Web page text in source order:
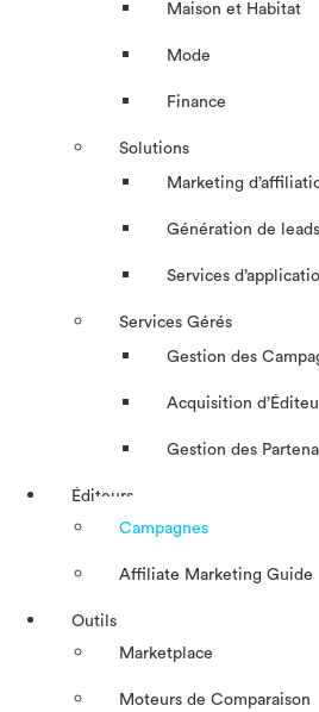
Maison et Habitat
Mode
Finance
Solutions
Marketing
Génération de leads
Services
Services Gérés
Gestion des
Acquisition
Gestion des
Éditeurs
Campagnes
Affiliate Marketing Guide
Outils
Marketplace
Moteurs de Comparaison